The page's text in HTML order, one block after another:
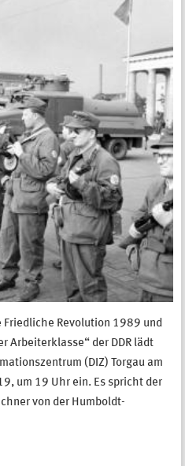
Revolution 1989 und
Arbeiterklasse“ der DDR lädt
(DIZ) Torgau am
um 19 Uhr ein. Es spricht der
von der Humboldt-